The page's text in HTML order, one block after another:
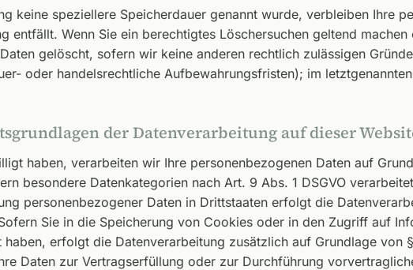
keine speziellere Speicherdauer genannt wurde, verbleiben Ihre
entfällt. Wenn Sie ein berechtigtes Löschersuchen geltend
gelöscht, sofern wir keine anderen rechtlich zulässigen
oder handelsrechtliche Aufbewahrungsfristen); im
der Datenverarbeitung auf dieser
haben, verarbeiten wir Ihre personenbezogenen Daten auf
besondere Datenkategorien nach Art. 9 Abs. 1 DSGVO
personenbezogener Daten in Drittstaaten erfolgt die
Sie in die Speicherung von Cookies oder in den Zugriff auf
erfolgt die Datenverarbeitung zusätzlich auf Grundlage von
Daten zur Vertragserfüllung oder zur Durchführung